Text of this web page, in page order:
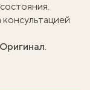
Оригинал.